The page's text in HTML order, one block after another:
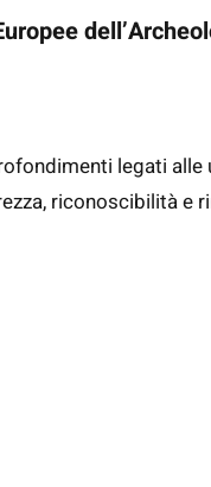
legati
riconoscibilità